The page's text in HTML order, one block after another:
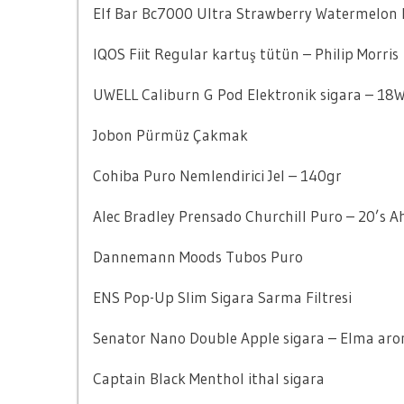
Elf Bar Bc7000 Ultra Strawberry Watermelon
IQOS Fiit Regular kartuş tütün – Philip Morris
UWELL Caliburn G Pod Elektronik sigara –
Jobon Pürmüz Çakmak
Cohiba Puro Nemlendirici Jel – 140gr
Alec Bradley Prensado Churchill Puro – 20’s
Dannemann Moods Tubos Puro
ENS Pop-Up Slim Sigara Sarma Filtresi
Senator Nano Double Apple sigara – Elma
Captain Black Menthol ithal sigara